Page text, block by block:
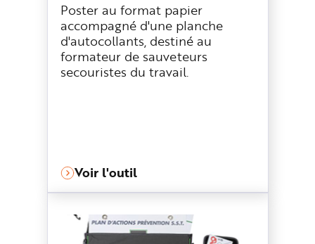
Poster au format papier
accompagné d'une planche
d'autocollants, destiné au
formateur de sauveteurs
secouristes du travail.
Voir l'outil